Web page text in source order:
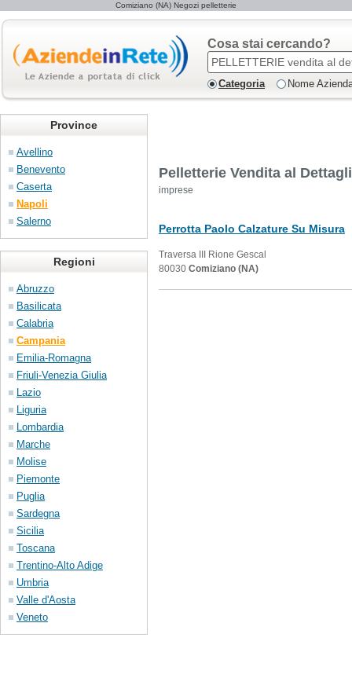
Comiziano (NA) Negozi pelletterie
Cosa stai cercando?
Categoria Nome
Province
Avellino
Benevento
Caserta
Napoli
Salerno
Regioni
Abruzzo
Basilicata
Calabria
Campania
Emilia-Romagna
Friuli-Venezia Giulia
Lazio
Liguria
Lombardia
Marche
Molise
Piemonte
Puglia
Sardegna
Sicilia
Toscana
Trentino-Alto Adige
Umbria
Valle d'Aosta
Veneto
Pelletterie Vendita al
imprese
Perrotta Paolo Calzature Su Misura
Traversa III Rione Gescal
80030 Comiziano (NA)